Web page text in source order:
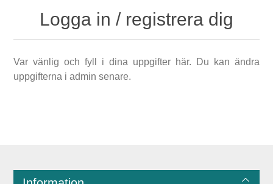
Logga in / registrera dig
Var vänlig och fyll i dina uppgifter här. Du kan ändra
uppgifterna i admin senare.